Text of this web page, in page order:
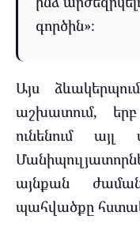
գործին»։
Այս
աշխատում,
ունենում այլ
այնքան
պահվածքը